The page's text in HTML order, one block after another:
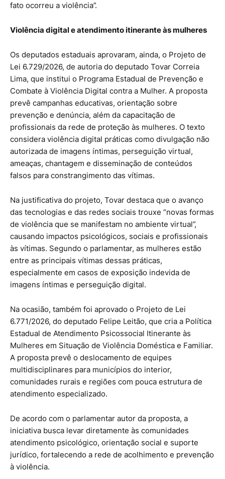
fato ocorreu a violência”.
Violência digital e atendimento itinerante às mulheres
Os deputados estaduais aprovaram, ainda, o Projeto de
Lei 6.729/2026, de autoria do deputado Tovar Correia
Lima, que institui o Programa Estadual de Prevenção e
Combate à Violência Digital contra a Mulher. A proposta
prevê campanhas educativas, orientação sobre
prevenção e denúncia, além da capacitação de
profissionais da rede de proteção às mulheres. O texto
considera violência digital práticas como divulgação não
autorizada de imagens íntimas, perseguição virtual,
ameaças, chantagem e disseminação de conteúdos
falsos para constrangimento das vítimas.
Na justificativa do projeto, Tovar destaca que o avanço
das tecnologias e das redes sociais trouxe “novas formas
de violência que se manifestam no ambiente virtual”,
causando impactos psicológicos, sociais e profissionais
às vítimas. Segundo o parlamentar, as mulheres estão
entre as principais vítimas dessas práticas,
especialmente em casos de exposição indevida de
imagens íntimas e perseguição digital.
Na ocasião, também foi aprovado o Projeto de Lei
6.771/2026, do deputado Felipe Leitão, que cria a Política
Estadual de Atendimento Psicossocial Itinerante às
Mulheres em Situação de Violência Doméstica e Familiar.
A proposta prevê o deslocamento de equipes
multidisciplinares para municípios do interior,
comunidades rurais e regiões com pouca estrutura de
atendimento especializado.
De acordo com o parlamentar autor da proposta, a
iniciativa busca levar diretamente às comunidades
atendimento psicológico, orientação social e suporte
jurídico, fortalecendo a rede de acolhimento e prevenção
à violência.